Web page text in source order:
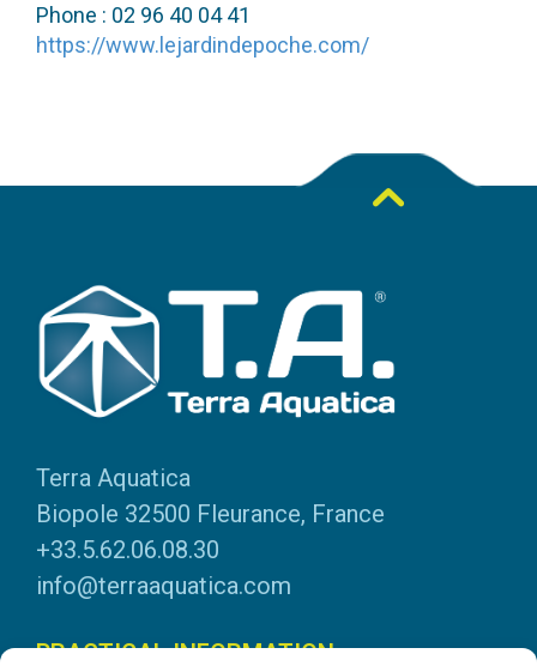
Phone : 02 96 40 04 41
https://www.lejardindepoche.com/
Terra Aquatica
Biopole 32500 Fleurance, France
+33.5.62.06.08.30
info@terraaquatica.com
PRACTICAL INFORMATION